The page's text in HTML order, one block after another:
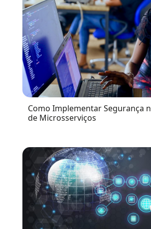
Como Implementar Segurança
de Microsserviços